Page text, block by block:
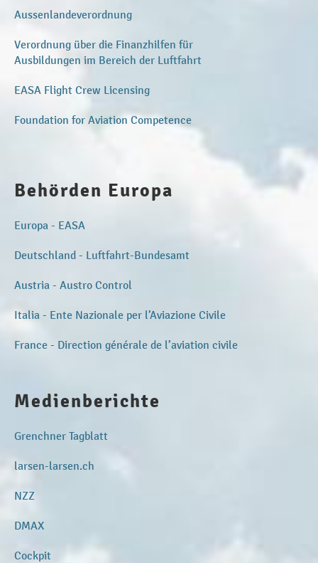
Aussenlandeverordnung
Verordnung über die Finanzhilfen für
Ausbildungen im Bereich der Luftfahrt
EASA Flight Crew Licensing
Foundation for Aviation Competence
Behörden Europa
Europa - EASA
Deutschland - Luftfahrt-Bundesamt
Austria - Austro Control
Italia - Ente Nazionale per l’Aviazione Civile
France - Direction générale de l’aviation civile
Medienberichte
Grenchner Tagblatt
larsen-larsen.ch
NZZ
DMAX
Cockpit